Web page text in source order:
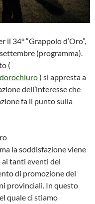
34° “Grappolo d’Oro”,
(programma).
(
) si appresta a
dell’interesse che
fa il punto sulla
la soddisfazione viene
tanti eventi del
di promozione del
provinciali. In questo
quale ci stiamo